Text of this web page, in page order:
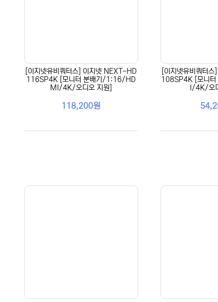
[이지넷유비쿼터스] 이지넷 NEXT-HD
116SP4K [모니터 분배기/1:16/HD
MI/4K/오디오 지원]
118,200원
[이지넷유비쿼터
108SP4K [모니
I/4K/오